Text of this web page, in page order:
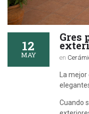
12
MAY
Gres
en
La
Cuando